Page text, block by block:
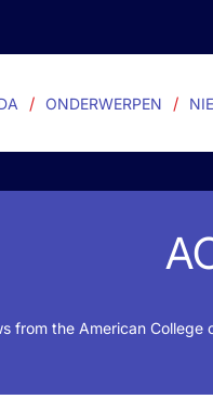
ONDERWERPEN
from the American